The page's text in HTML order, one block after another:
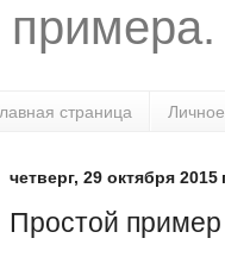
страница Личное
четверг, 29 октября 2015
Простой